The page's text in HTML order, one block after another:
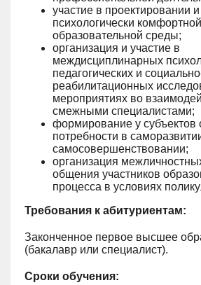
участие в проектировании
психологически
образовательной среды;
организация и участие в
междисциплинарных
педагогических и
реабилитационных
мероприятиях во
смежными специалистами;
формирование у субъектов
потребности в
самосовершенствовании;
организация
общения участников
процесса в условиях
Требования к абитуриентам:
Законченное первое высшее
(бакалавр или специалист).
Сроки обучения: